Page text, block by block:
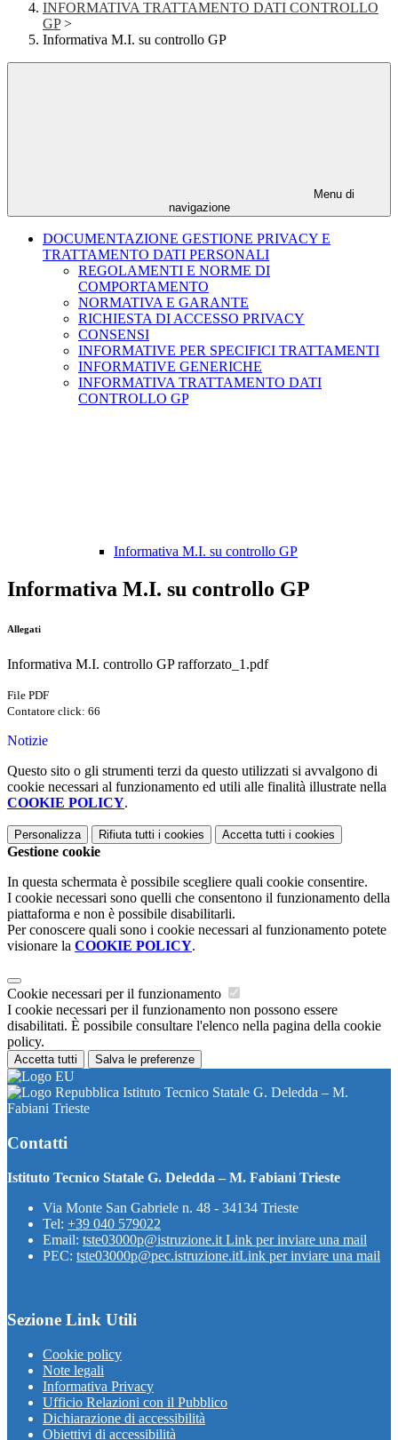
INFORMATIVA TRATTAMENTO DATI CONTROLLO
GP >
Informativa M.I. su controllo GP
Menu di
navigazione
DOCUMENTAZIONE GESTIONE PRIVACY E
TRATTAMENTO DATI PERSONALI
REGOLAMENTI E NORME DI
COMPORTAMENTO
NORMATIVA E GARANTE
RICHIESTA DI ACCESSO PRIVACY
CONSENSI
INFORMATIVE PER SPECIFICI TRATTAMENTI
INFORMATIVE GENERICHE
INFORMATIVA TRATTAMENTO DATI
CONTROLLO GP
Informativa M.I. su controllo GP
Informativa M.I. su controllo GP
Allegati
Informativa M.I. controllo GP rafforzato_1.pdf
File PDF
Contatore click: 66
Notizie
Questo sito o gli strumenti terzi da questo utilizzati si avvalgono di
cookie necessari al funzionamento ed utili alle finalità illustrate nella
COOKIE POLICY.
Personalizza Rifiuta tutti i cookies Accetta tutti i cookies
Gestione cookie
In questa schermata è possibile scegliere quali cookie consentire.
I cookie necessari sono quelli che consentono il funzionamento della
piattaforma e non è possibile disabilitarli.
Per conoscere quali sono i cookie necessari al funzionamento potete
visionare la COOKIE POLICY.
Cookie necessari per il funzionamento
I cookie necessari per il funzionamento non possono essere
disabilitati. È possibile consultare l'elenco nella pagina della cookie
policy.
Accetta tutti Salva le preferenze
Istituto Tecnico Statale G. Deledda – M.
Fabiani Trieste
Contatti
Istituto Tecnico Statale G. Deledda – M. Fabiani Trieste
Via Monte San Gabriele n. 48 - 34134 Trieste
Tel: +39 040 579022
Email: tste03000p@istruzione.it Link per inviare una mail
PEC: tste03000p@pec.istruzione.itLink per inviare una mail
Sezione Link Utili
Cookie policy
Note legali
Informativa Privacy
Ufficio Relazioni con il Pubblico
Dichiarazione di accessibilità
Obiettivi di accessibilità